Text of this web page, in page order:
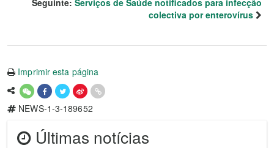
Seguinte: Serviços de Saúde notificados para infecção
colectiva por enterovírus
Imprimir esta página
NEWS-1-3-189652
Últimas notícias